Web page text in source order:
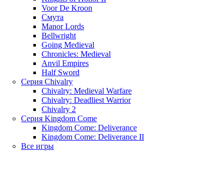
Voor De Kroon
Смута
Manor Lords
Bellwright
Going Medieval
Chronicles: Medieval
Anvil Empires
Half Sword
Серия Chivalry
Chivalry: Medieval Warfare
Chivalry: Deadliest Warrior
Chivalry 2
Серия Kingdom Come
Kingdom Come: Deliverance
Kingdom Come: Deliverance II
Все игры